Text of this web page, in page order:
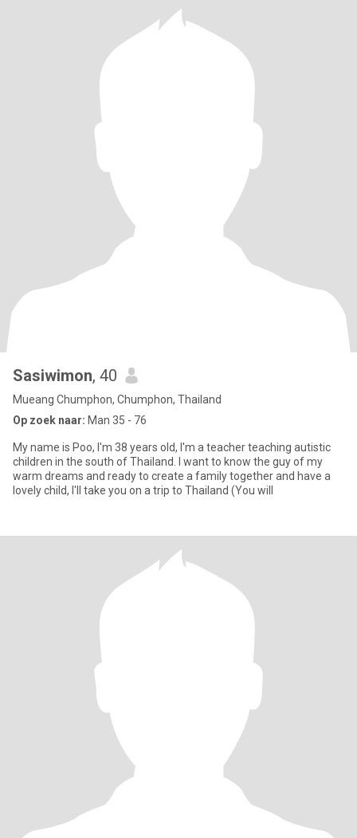
Sasiwimon, 40
Mueang Chumphon, Chumphon, Thailand
Op zoek naar: Man 35 - 76
My name is Poo, I'm 38 years old, I'm a teacher teaching autistic
children in the south of Thailand. I want to know the guy of my
warm dreams and ready to create a family together and have a
lovely child, I'll take you on a trip to Thailand (You will